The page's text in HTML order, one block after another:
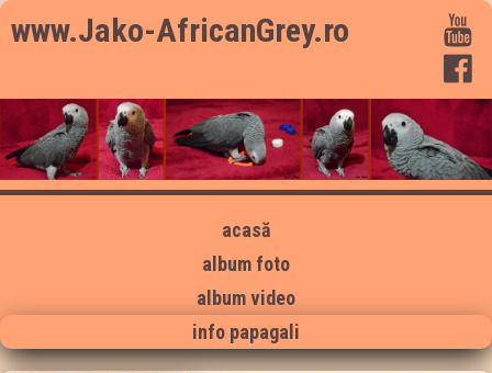
www.Jako-AfricanGrey.ro
acasă
album foto
album video
info papagali